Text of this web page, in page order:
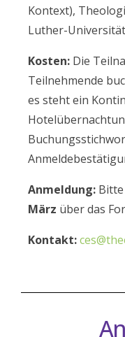
Kontext),
Luther-
Kosten: Die
Teilnehmende
es steht ein
Anmeldung: Bitte
März über das
Kontakt: